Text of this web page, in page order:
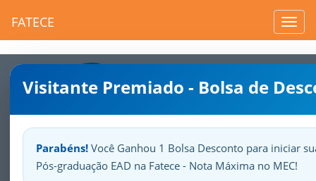
FATECE
Visitante Premiado - Bolsa de
Parabéns! Você Ganhou 1 Bolsa Desconto para iniciar
Pós-graduação EAD na Fatece - Nota Máxima no MEC!